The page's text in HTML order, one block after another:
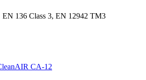
EN 136 Class 3, EN 12942 TM3